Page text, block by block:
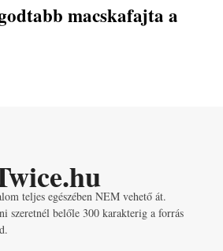
macskafajta a
teljes egészében NEM vehető át.
szeretnél belőle 300 karakterig a forrás